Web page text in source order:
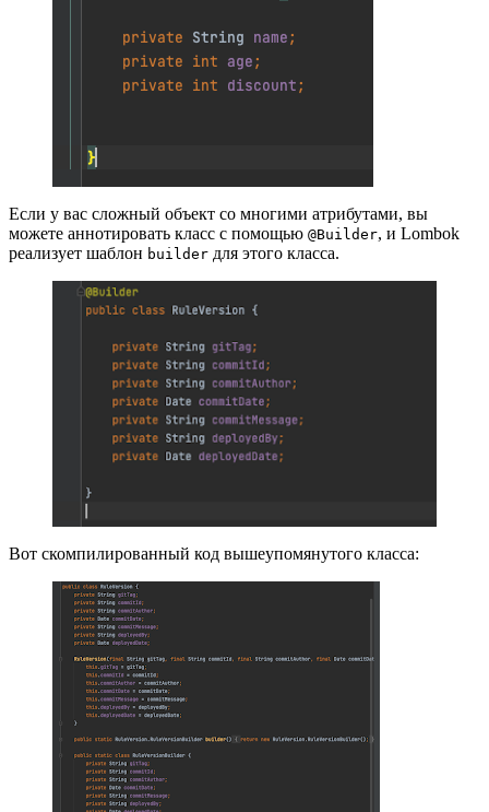
Если у вас сложный объект со многими атрибутами, вы
можете аннотировать класс с помощью @Builder, и Lombok
реализует шаблон builder для этого класса.
Вот скомпилированный код вышеупомянутого класса: